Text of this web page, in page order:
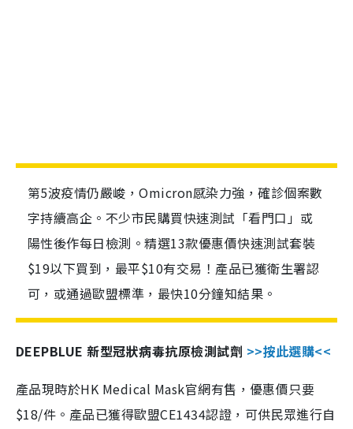
第5波疫情仍嚴峻，Omicron感染力強，確診個案數
字持續高企。不少市民購買快速測試「看門口」或
陽性後作每日檢測。精選13款優惠價快速測試套裝
$19以下買到，最平$10有交易！產品已獲衛生署認
可，或通過歐盟標準，最快10分鐘知結果。
DEEPBLUE 新型冠狀病毒抗原檢測試劑 >>按此選購<<
產品現時於HK Medical Mask官網有售，優惠價只要
$18/件。產品已獲得歐盟CE1434認證，可供民眾進行自